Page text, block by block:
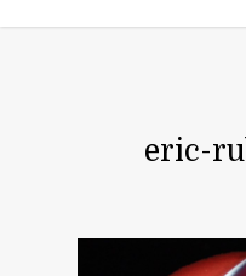
eric-